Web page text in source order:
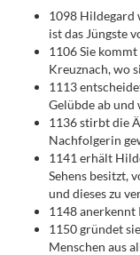
1098 Hildegard
ist das Jüngste
1106 Sie
Kreuznach, wo
1113
Gelübde ab
1136 stirbt die
Nachfolgerin
1141 erhält
Sehens besitzt,
und dieses zu
1148 anerkennt
1150 gründet
Menschen aus